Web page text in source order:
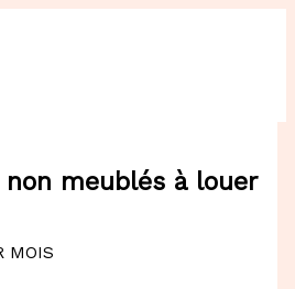
meublés à louer
MOIS